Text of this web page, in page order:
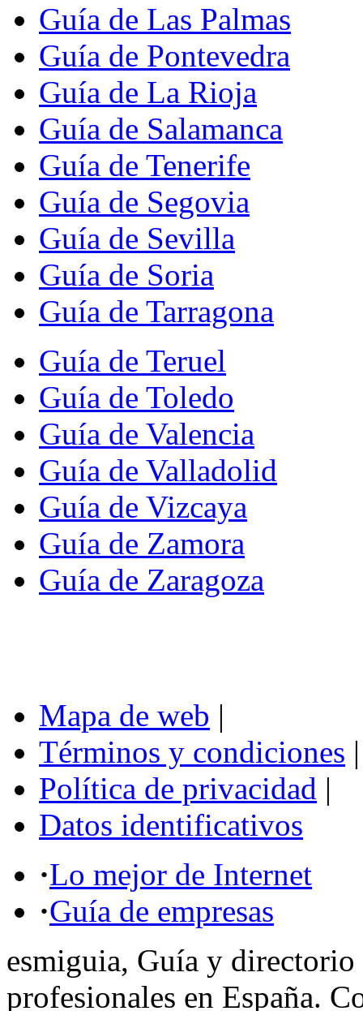
Guía de Las Palmas
Guía de Pontevedra
Guía de La Rioja
Guía de Salamanca
Guía de Tenerife
Guía de Segovia
Guía de Sevilla
Guía de Soria
Guía de Tarragona
Guía de Teruel
Guía de Toledo
Guía de Valencia
Guía de Valladolid
Guía de Vizcaya
Guía de Zamora
Guía de Zaragoza
Mapa de web |
Términos y condiciones |
Política de privacidad |
Datos identificativos
·Lo mejor de Internet
·Guía de empresas
esmiguia, Guía y directorio
profesionales en España.